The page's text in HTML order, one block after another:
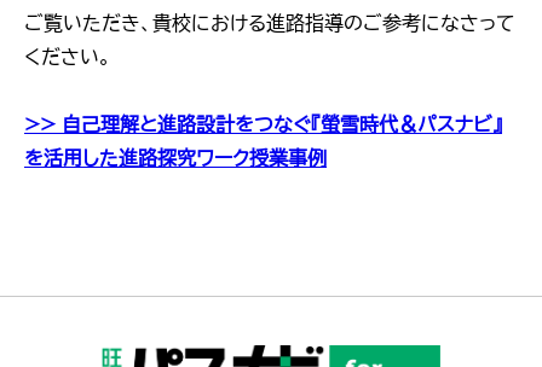
ご覧いただき、貴校における進路指導のご参考になさって
ください。
>> 自己理解と進路設計をつなぐ『螢雪時代＆パスナビ』
を活用した進路探究ワーク授業事例